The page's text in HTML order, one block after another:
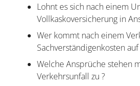
Lohnt es sich nach einem
Vollkaskoversicherung in
Wer kommt nach einem
Sachverständigenkosten auf
Welche Ansprüche stehen
Verkehrsunfall zu ?